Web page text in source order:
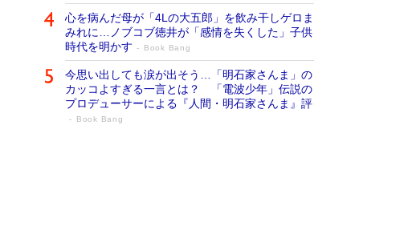
心を病んだ母が「4Lの大五郎」を飲み干しゲロま
みれに…ノブコブ徳井が「感情を失くした」子供
時代を明かす
Book Bang
今思い出しても涙が出そう…「明石家さんま」の
カッコよすぎる一言とは？ 「電波少年」伝説の
プロデューサーによる『人間・明石家さんま』評
Book Bang